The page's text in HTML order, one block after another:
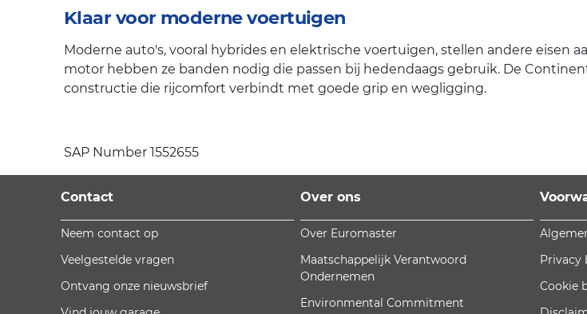
Klaar voor moderne voertuigen
Moderne auto's, vooral hybrides en elektrische voertuigen, stellen andere eisen
motor hebben ze banden nodig die passen bij hedendaags gebruik. De
constructie die rijcomfort verbindt met goede grip en wegligging.
SAP Number 1552655
Contact
Neem contact op
Veelgestelde vragen
Ontvang onze nieuwsbrief
Over ons
Over Euromaster
Maatschappelijk Verantwoord
Ondernemen
Environmental Commitment
Privacy
Cookie